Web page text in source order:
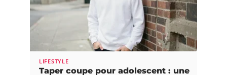
LIFESTYLE
Taper coupe pour adolescent : une